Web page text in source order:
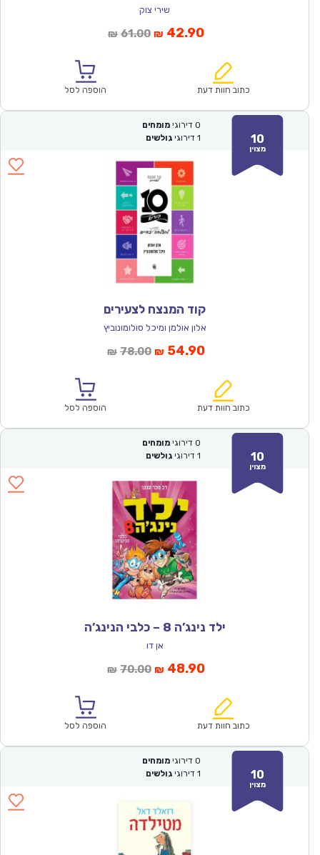
שירי צוק
₪ 61.00המחיר
₪61.00.
₪ 42.90המחיר
הוא:
כתוב חוות דעת הוספה לסל
10
מצוין
0 דירוגי מומחים
1 דירוגי גולשים
קוד המנצח לצעירים
אלון אולמן ומיכל סולומונוביץ
₪ 78.00המחיר
₪78.00.
₪ 54.90המחיר
הוא:
כתוב חוות דעת הוספה לסל
10
מצוין
0 דירוגי מומחים
1 דירוגי גולשים
ילד נינג’ה 8 – כלבי הנינג’ה
אן דו
₪ 70.00המחיר
₪70.00.
₪ 48.90המחיר
הוא:
כתוב חוות דעת הוספה לסל
10
מצוין
0 דירוגי מומחים
1 דירוגי גולשים